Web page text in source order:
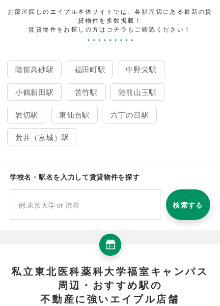
お部屋探しのエイブル本体サイトでは、各駅周辺にある最新の賃
貸物件を多数掲載！
賃貸物件をお探しの方はコチラもご確認ください！
陸前高砂駅 福田町駅 中野栄駅
小鶴新田駅 苦竹駅 陸前山王駅
岩切駅 東仙台駅 六丁の目駅
荒井（宮城）駅
学校名・駅名を入力して賃貸物件を探す
検索する
私立東北医科薬科大学福室キャンパス
周辺・おすすめ駅の
不動産に強いエイブル店舗